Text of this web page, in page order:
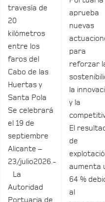
travesía de
20
kilómetros
entre los
faros del
Cabo de las
Huertas y
Santa Pola
Se celebrará
el 19 de
septiembre
Alicante –
23/julio2026.-
La
Autoridad
Portuaria de
aprueba
nuevas
para
reforzar
la
y la
El
de
aumenta
64 %
al